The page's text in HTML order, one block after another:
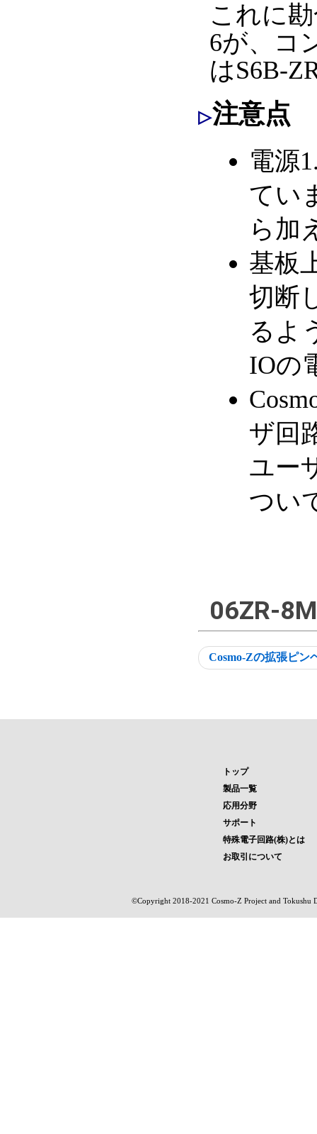
これに
6が、コ
はS6B-
注意点
電源
てい
ら加
基板
切断
るよ
IOの
ザ回
ユー
つい
06ZR-
Cosmo-Zの拡張ピン
トップ
製品一覧
応用分野
サポート
特殊電子回路(株)とは
お取引について
©Copyright 2018-2021 Cosmo-Z Project and Tokushu